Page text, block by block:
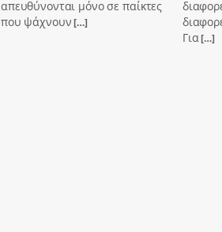
απευθύνονται μόνο σε παίκτες
που ψάχνουν[…]
Για[…]